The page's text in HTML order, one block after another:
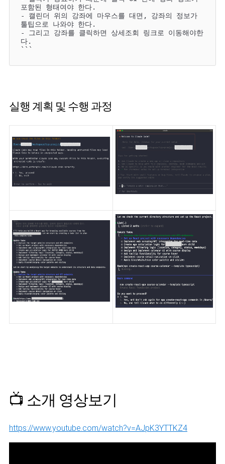
포함된 형태여야 한다.
- 캘린더 위의 강좌에 마우스를 대면, 강좌의 정보가
툴팁으로 나와야 한다.
- 그리고 강좌를 클릭하면 상세조회 링크로 이동해야한
다.
```
실행 계획 및 수행 과정
📺 소개 영상보기
https://www.youtube.com/watch?v=AJpK3YTTKZ4